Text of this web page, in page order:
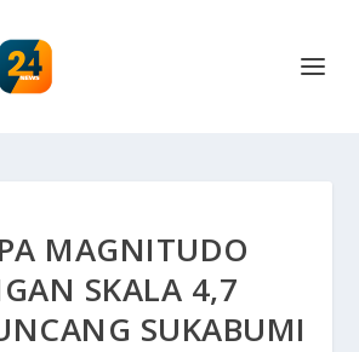
MAGNITUDO
SKALA 4,7
SUKABUMI